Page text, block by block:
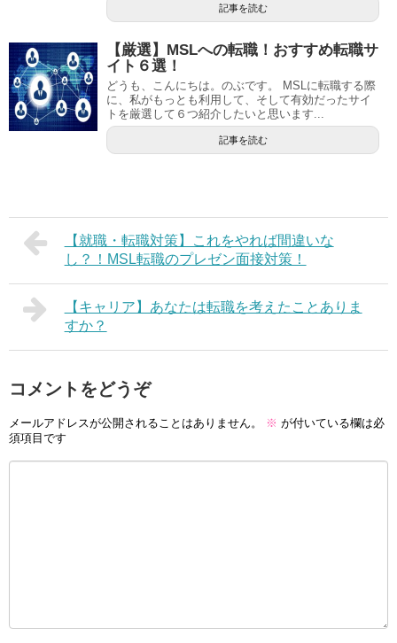
記事を読む
【厳選】MSLへの転職！おすすめ転職サ
イト６選！
どうも、こんにちは。のぶです。 MSLに転職する際
に、私がもっとも利用して、そして有効だったサイ
トを厳選して６つ紹介したいと思います...
記事を読む
【就職・転職対策】これをやれば間違いな
し？！MSL転職のプレゼン面接対策！
【キャリア】あなたは転職を考えたことありま
すか？
コメントをどうぞ
メールアドレスが公開されることはありません。 ※ が付いている欄は必
須項目です